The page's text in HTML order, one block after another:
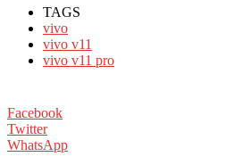
TAGS
vivo
vivo v11
vivo v11 pro
Facebook
Twitter
WhatsApp